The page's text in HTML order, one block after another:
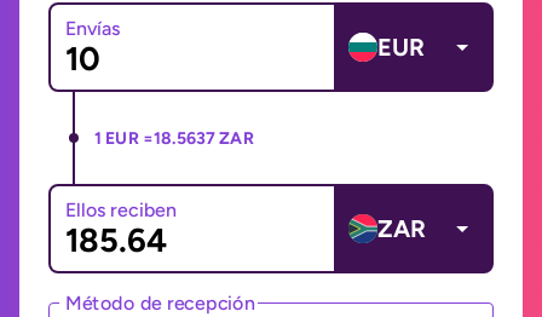
Envías
EUR
1 EUR =18.5637 ZAR
Ellos reciben
ZAR
Método de recepción